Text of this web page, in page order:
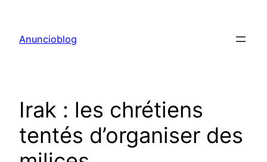
contenu
Anuncioblog
Irak : les chrétiens
tentés d’organiser des